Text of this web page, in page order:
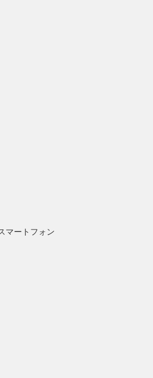
マートフォン